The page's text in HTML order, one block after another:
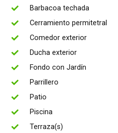
Barbacoa techada
Cerramiento permitetral
Comedor exterior
Ducha exterior
Fondo con Jardín
Parrillero
Patio
Piscina
Terraza(s)